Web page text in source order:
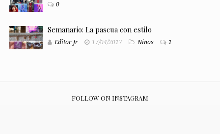
0
Semanario: La pascua con estilo
Editor Jr 17/04/2017 Niños 1
FOLLOW ON INSTAGRAM